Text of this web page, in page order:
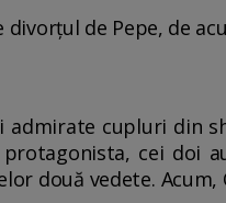
de Pepe, de
cupluri din
cei doi
două vedete.